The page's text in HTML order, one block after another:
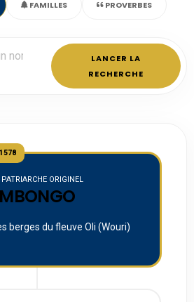
FAMILLES PROVERBES
LANCER LA
RECHERCHE
1578
PATRIARCHE ORIGINEL
MBONGO
berges du fleuve Oli (Wouri)